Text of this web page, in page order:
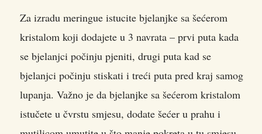
Za izradu meringue istucite bjelanjke sa šećerom
kristalom koji dodajete u 3 navrata – prvi puta kada
se bjelanjci počinju pjeniti, drugi puta kad se
bjelanjci počinju stiskati i treći puta pred kraj samog
lupanja. Važno je da bjelanjke sa šećerom kristalom
istučete u čvrstu smjesu, dodate šećer u prahu i